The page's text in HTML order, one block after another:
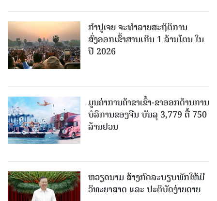
ກຳປູເຈຍ ຈະທຳລາຍສະຖິຕິການ
ສົ່ງອອກເຂົ້າສານເກີນ 1 ລ້ານໂຕນ ໃນ
ປີ 2026
ມູນຄ່າການຄ້າຂາເຂົ້າ-ຂາອອກດ້ານການ
ບໍລິການຂອງຈີນ ບັນລຸ 3,779 ຕື້ 750
ລ້ານຢວນ
ຫວຽດນາມ ສ້າງກົດລະບຽບພັກໃຫ້ມີ
ວິທະຍາສາດ ແລະ ປະຕິບັດງ່າຍດາຍ